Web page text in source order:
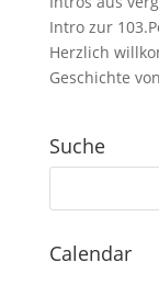
Intro zur
Herzlich
Geschichte
Suche
Calendar